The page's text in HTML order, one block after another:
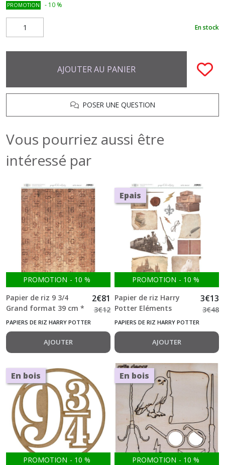
PROMOTION - 10 %
En stock
AJOUTER AU PANIER
POSER UNE QUESTION
Vous pourriez aussi être
intéressé par
PROMOTION - 10 %
Papier de riz 9 3/4
Grand format 39 cm *
31 cm Harry Potter
2€81
3€12
PAPIERS DE RIZ HARRY POTTER
AJOUTER
Epais
PROMOTION - 10 %
Papier de riz Harry
Potter Eléments
Grand format 39 cm *
3€13
3€48
PAPIERS DE RIZ HARRY POTTER
AJOUTER
En bois
PROMOTION - 10 %
En bois
PROMOTION - 10 %